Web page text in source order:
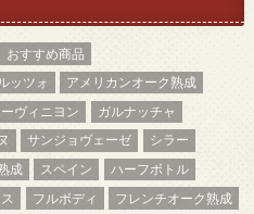
おすすめ商品
ッツォ
アメリカンオーク熟成
ヴィニヨン
ガルナッチャ
サンジョヴェーゼ
シラー
成 スペイン
ハーフボトル
フルボディ フレンチオーク熟成